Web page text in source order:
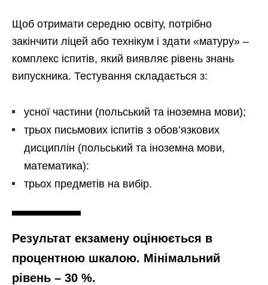
Щоб отримати середню освіту, потрібно
закінчити ліцей або технікум і здати «матуру» –
комплекс іспитів, який виявляє рівень знань
випускника. Тестування складається з:
усної частини (польський та іноземна мови);
трьох письмових іспитів з обов’язкових
дисциплін (польський та іноземна мови,
математика):
трьох предметів на вибір.
Результат екзамену оцінюється в
процентною шкалою. Мінімальний
рівень – 30 %.